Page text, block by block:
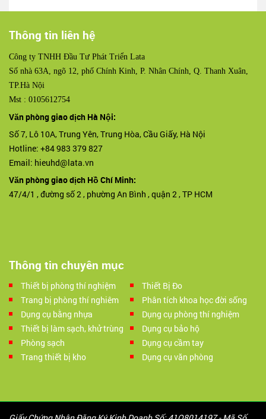
Thông tin liên hệ
Công ty TNHH Đầu Tư Phát Triển Lata
Số nhà 63A, ngõ 12, phố Chính Kinh, P. Nhân Chính, Q. Thanh Xuân,
TP.Hà Nội
Mst : 0105612754
Văn phòng giao dịch Hà Nội:
Số 7, Lô 10A, Trung Yên, Trung Hòa, Cầu Giấy, Hà Nội
Hotline: +84 983 379 827
Email: hieuhd@lata.vn
Văn phòng giao dịch Hồ Chí Minh:
47/4/1 , đường số 2 , phường An Bình , quận 2 , TP HCM
Thông tin chuyên mục
Thiết bị phòng thí nghiệm
Thiết Bị Đo
Trang bị phòng thí nghiêm
Phân tích khoa học đời sống
Dụng cụ bằng nhựa
Dụng cụ phòng thí nghiệm
Thiết bị làm sạch, khử trùng
Dụng cụ bảo hộ
Phòng sạch
Dụng cụ cầm tay
Trang thiết bị kho
Dụng cụ văn phòng